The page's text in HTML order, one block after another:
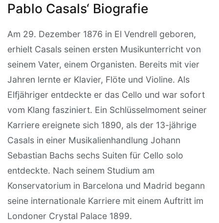
Pablo Casals‘ Biografie
Am 29. Dezember 1876 in El Vendrell geboren,
erhielt Casals seinen ersten Musikunterricht von
seinem Vater, einem Organisten. Bereits mit vier
Jahren lernte er Klavier, Flöte und Violine. Als
Elfjähriger entdeckte er das Cello und war sofort
vom Klang fasziniert. Ein Schlüsselmoment seiner
Karriere ereignete sich 1890, als der 13-jährige
Casals in einer Musikalienhandlung Johann
Sebastian Bachs sechs Suiten für Cello solo
entdeckte. Nach seinem Studium am
Konservatorium in Barcelona und Madrid begann
seine internationale Karriere mit einem Auftritt im
Londoner Crystal Palace 1899.